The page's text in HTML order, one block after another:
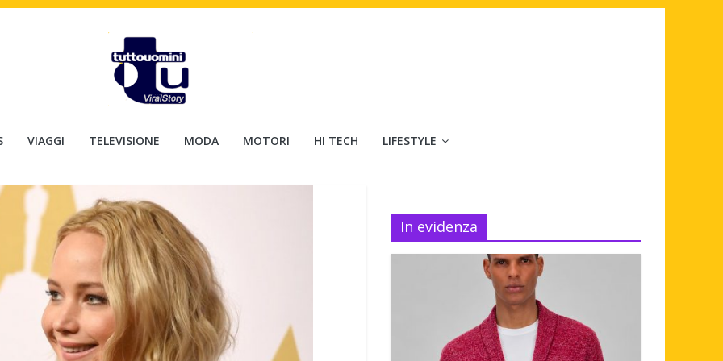
VIAGGI TELEVISIONE MODA MOTORI HI TECH LIFESTYLE
In evidenza